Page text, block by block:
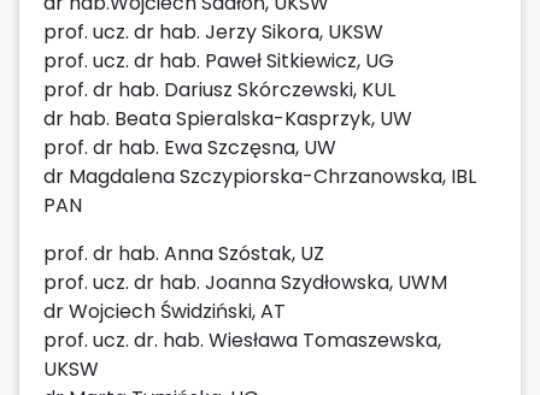
prof. ucz. dr hab. Jerzy Sikora, UKSW
prof. ucz. dr hab. Paweł Sitkiewicz, UG
prof. dr hab. Dariusz Skórczewski, KUL
dr hab. Beata Spieralska-Kasprzyk, UW
prof. dr hab. Ewa Szczęsna, UW
dr Magdalena Szczypiorska-Chrzanowska, IBL
PAN
prof. dr hab. Anna Szóstak, UZ
prof. ucz. dr hab. Joanna Szydłowska, UWM
dr Wojciech Świdziński, AT
prof. ucz. dr. hab. Wiesława Tomaszewska,
UKSW